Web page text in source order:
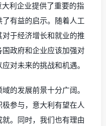
利企业提供了重要的指
有益的启示。随着人工
于经济增长和就业的推
政府和企业应该加强对
对未来的挑战和机遇。
的发展前景十分广阔。
参与，意大利有望在人
。同时，我们也有理由